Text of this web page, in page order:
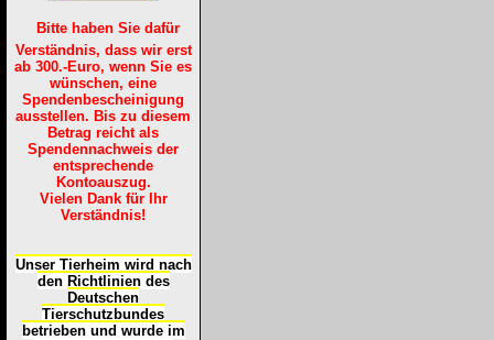
Bitte haben Sie dafür
Verständnis, dass wir erst
ab 300.-Euro, wenn Sie es
wünschen, eine
Spendenbescheinigung
ausstellen. Bis zu diesem
Betrag reicht als
Spendennachweis der
entsprechende
Kontoauszug.
Vielen Dank für Ihr
Verständnis!
Unser Tierheim wird nach
den Richtlinien des
Deutschen
Tierschutzbundes
betrieben und wurde im